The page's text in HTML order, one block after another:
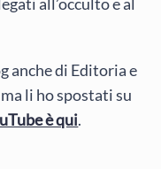
anche di Editoria e
li ho spostati su
è qui.